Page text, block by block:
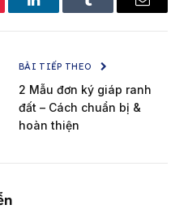
LinkedInTumblr Email
BÀI TIẾP THEO
2 Mẫu đơn ký giáp ranh
đất – Cách chuẩn bị &
hoàn thiện